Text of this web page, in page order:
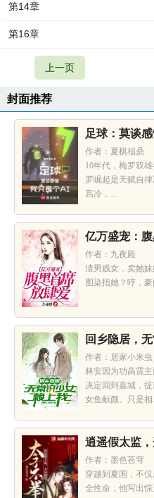
第14章
第16章
上一页
封面推荐
足球：莫谈
作者：夏棋福鼎
10年代，梅罗双
罗崛起是天赋自
高冷，...
亿万盛宠：
作者：九夜殿
渣男贱女，卖她
图染指她？哼，
回乡隐居，
作者：居家小米虫
林安因为功高震
决定回到嘉城，
女鱼献颜。只是相
逍遥假太监
作者：墨色苍穹
穿越到夏国，不
全性命，他写出